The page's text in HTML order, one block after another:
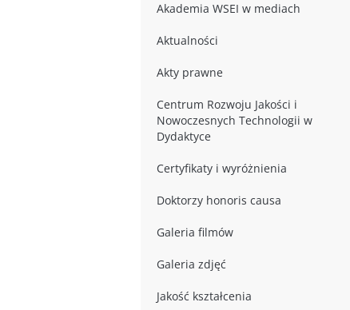
Akademia WSEI w mediach
Aktualności
Akty prawne
Centrum Rozwoju Jakości i
Nowoczesnych Technologii w
Dydaktyce
Certyfikaty i wyróżnienia
Doktorzy honoris causa
Galeria filmów
Galeria zdjęć
Jakość kształcenia